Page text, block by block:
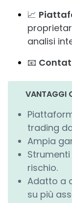
📈
analisi
📧
VANTAGGI
trading
Ampia
rischio.
Adatto a
su più